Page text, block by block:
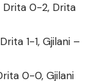
Drita 0-2, Drita
1-1, Gjilani –
0-0, Gjilani